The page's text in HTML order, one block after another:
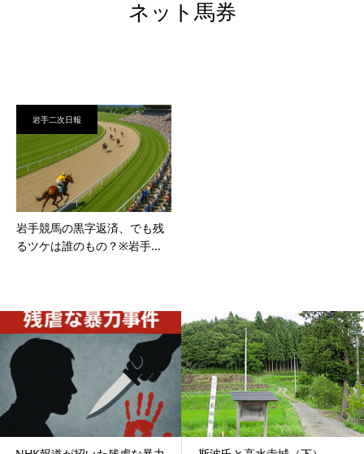
ネット馬券
岩手二次日報
岩手競馬の黒字返済、でも残
るツケは誰のもの？※岩手...